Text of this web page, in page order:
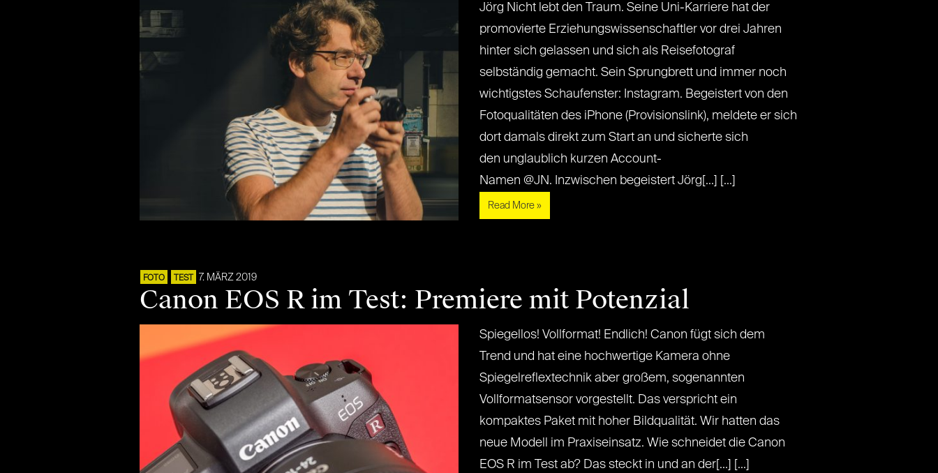
Jörg Nicht lebt den Traum. Seine Uni-Karriere hat der
promovierte Erziehungswissenschaftler vor drei Jahren
hinter sich gelassen und sich als Reisefotograf
selbständig gemacht. Sein Sprungbrett und immer noch
wichtigstes Schaufenster: Instagram. Begeistert von den
Fotoqualitäten des iPhone (Provisionslink), meldete er sich
dort damals direkt zum Start an und sicherte sich
den unglaublich kurzen Account-
Namen @JN. Inzwischen begeistert Jörg[...] [...]
Read More »
FOTO TEST 7. MÄRZ 2019
Canon EOS R im Test: Premiere mit Potenzial
Spiegellos! Vollformat! Endlich! Canon fügt sich dem
Trend und hat eine hochwertige Kamera ohne
Spiegelreflextechnik aber großem, sogenannten
Vollformatsensor vorgestellt. Das verspricht ein
kompaktes Paket mit hoher Bildqualität. Wir hatten das
neue Modell im Praxiseinsatz. Wie schneidet die Canon
EOS R im Test ab? Das steckt in und an der[...] [...]